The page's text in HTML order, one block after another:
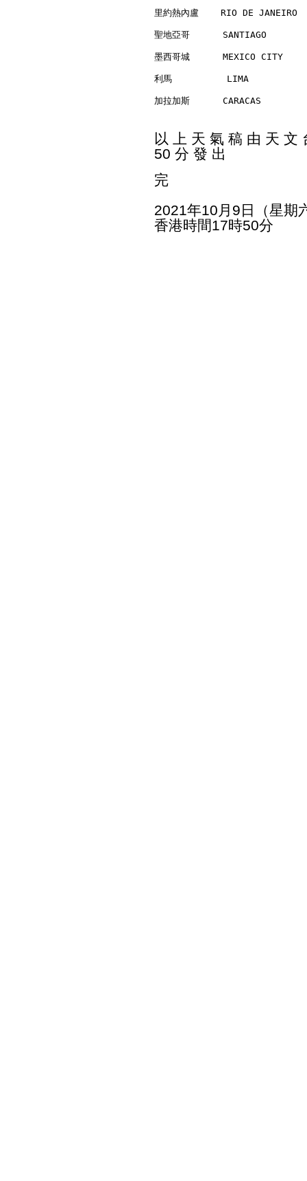
里約熱內盧    RIO DE
聖地亞哥      SANTIAGO
墨西哥城      MEXICO
利馬          LIMA
加拉加斯      CARACAS
以 上 天 氣 稿 由 天 文
50 分 發 出
完
2021年10月9日（星期
香港時間17時50分